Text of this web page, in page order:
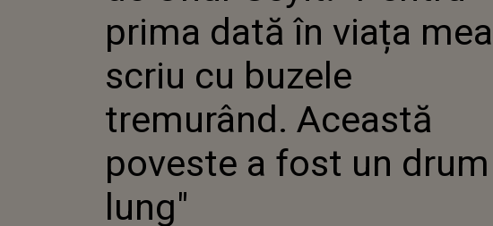
prima dată în viața mea
scriu cu buzele
tremurând. Această
poveste a fost un drum
lung"